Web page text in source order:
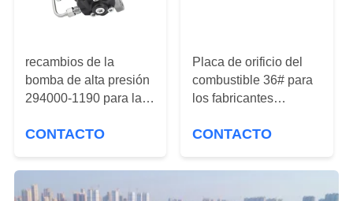
PIDA
CITA
SITEMAP
recambios de la
bomba de alta presión
294000-1190 para las
presión de la bomba
CONTACTO
Placa de orificio del
combustible 36# para
los fabricantes
del carril de la placa
de la placa de la
CONTACTO